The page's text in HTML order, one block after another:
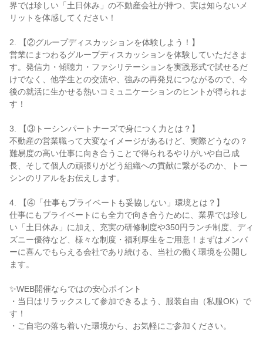
界では珍しい「土日休み」の不動産会社が持つ、実は知らないメ
リットを体感してください！
2. 【②グループディスカッションを体験しよう！】
営業にまつわるグループディスカッションを体験していただきま
す。発信力・傾聴力・ファシリテーションを実践形式で試せるだ
けでなく、他学生との交流や、強みの再発見につながるので、今
後の就活に生かせる熱いコミュニケーションのヒントが得られま
す！
3. 【③トーシンパートナーズで身につく力とは？】
不動産の営業職って大変なイメージがあるけど、実際どうなの？
難易度の高い仕事に向き合うことで得られるやりがいや自己成
長、そして個人の頑張りがどう組織への貢献に繋がるのか、トー
シンのリアルをお伝えします。
4. 【④「仕事もプライベートも妥協しない」環境とは？】
仕事にもプライベートにも全力で向き合うために、業界では珍し
い「土日休み」に加え、充実の研修制度や350円ランチ制度、ディ
ズニー優待など、様々な制度・福利厚生をご用意！まずはメンバ
ーに喜んでもらえる会社であり続ける、当社の働く環境を公開し
ます。
✨WEB開催ならではの安心ポイント
・当日はリラックスして参加できるよう、服装自由（私服OK）で
す！
・ご自宅の落ち着いた環境から、お気軽にご参加ください。